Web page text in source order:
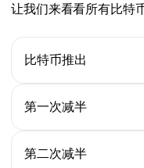
让我们来看看所有比特
比特币推出
日期
整块奖励
第一次减半
日期
第二次减半